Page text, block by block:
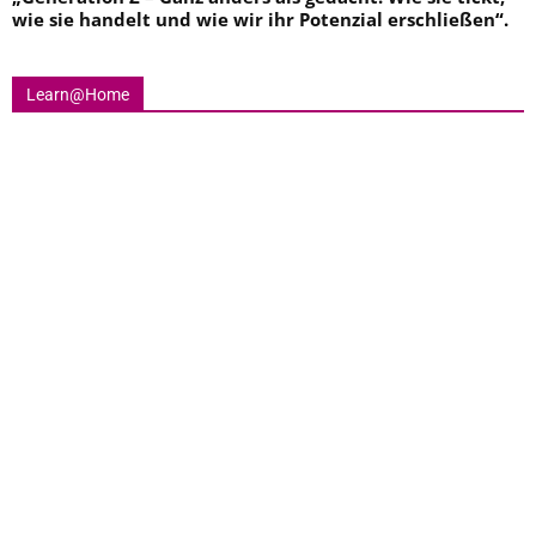
wie sie handelt und wie wir ihr Potenzial erschließen“.
Learn@Home